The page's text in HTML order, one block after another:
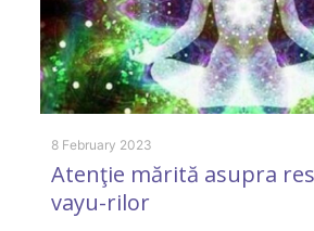
8 February 2023
Atenţie mărită asupra
vayu-rilor